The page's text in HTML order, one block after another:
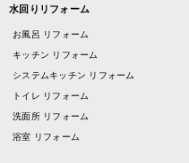
水回りリフォーム
お風呂 リフォーム
キッチン リフォーム
システムキッチン リフォーム
トイレ リフォーム
洗面所 リフォーム
浴室 リフォーム